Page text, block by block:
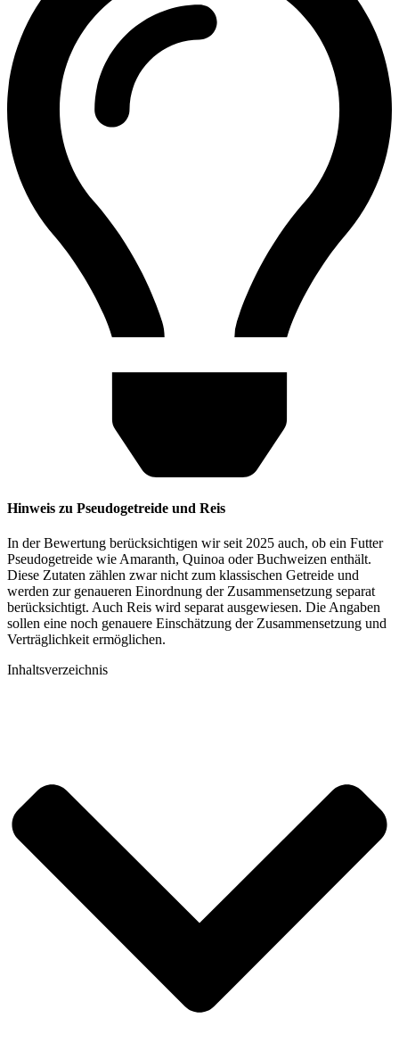
Hinweis zu Pseudogetreide und Reis
In der Bewertung berücksichtigen wir seit 2025 auch, ob ein Futter
Pseudogetreide wie Amaranth, Quinoa oder Buchweizen enthält.
Diese Zutaten zählen zwar nicht zum klassischen Getreide und
werden zur genaueren Einordnung der Zusammensetzung separat
berücksichtigt. Auch Reis wird separat ausgewiesen. Die Angaben
sollen eine noch genauere Einschätzung der Zusammensetzung und
Verträglichkeit ermöglichen.
Inhaltsverzeichnis​